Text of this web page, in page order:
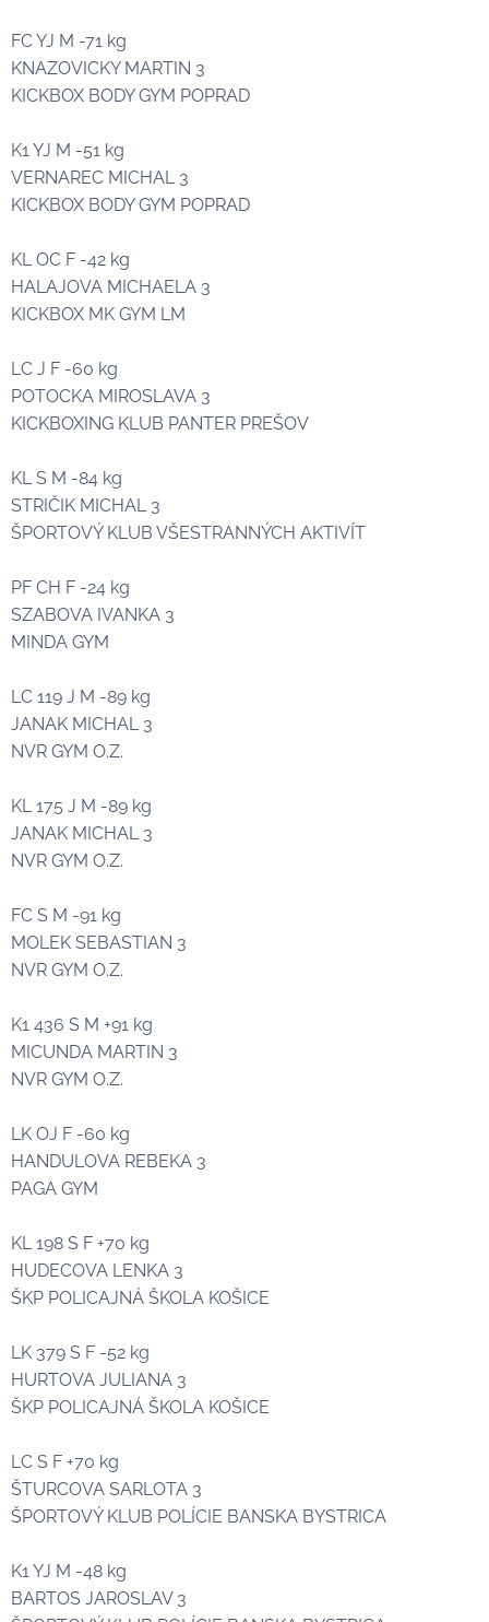
FC YJ M -71 kg
KNAZOVICKY MARTIN 3🥉
KICKBOX BODY GYM POPRAD
K1 YJ M -51 kg
VERNAREC MICHAL 3🥉
KICKBOX BODY GYM POPRAD
KL OC F -42 kg
HALAJOVA MICHAELA 3🥉
KICKBOX MK GYM LM
LC J F -60 kg
POTOCKA MIROSLAVA 3🥉
KICKBOXING KLUB PANTER PREŠOV
KL S M -84 kg
STRIČIK MICHAL 3🥉
ŠPORTOVÝ KLUB VŠESTRANNÝCH AKTIVÍT
PF CH F -24 kg
SZABOVA IVANKA 3🥉
MINDA GYM
LC 119 J M -89 kg
JANAK MICHAL 3🥉
NVR GYM O.Z.
KL 175 J M -89 kg
JANAK MICHAL 3🥉
NVR GYM O.Z.
FC S M -91 kg
MOLEK SEBASTIAN 3🥉
NVR GYM O.Z.
K1 436 S M +91 kg
MICUNDA MARTIN 3🥉
NVR GYM O.Z.
LK OJ F -60 kg
HANDULOVA REBEKA 3🥉
PAGA GYM
KL 198 S F +70 kg
HUDECOVA LENKA 3🥉
ŠKP POLICAJNÁ ŠKOLA KOŠICE
LK 379 S F -52 kg
HURTOVA JULIANA 3🥉
ŠKP POLICAJNÁ ŠKOLA KOŠICE
LC S F +70 kg
ŠTURCOVA SARLOTA 3🥉
ŠPORTOVÝ KLUB POLÍCIE BANSKA BYSTRICA
K1 YJ M -48 kg
BARTOS JAROSLAV 3🥉